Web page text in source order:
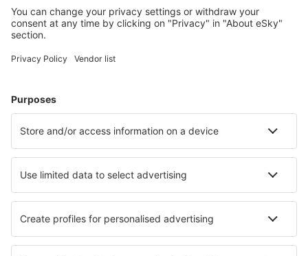
Cele mai căutate cazări de către utilizatorii eSky
Cazare în Alamein
Cazare în Gizah Cazare în Cairo Cazare în Alexandria
Cazare în Makadi Bay Cazare în Burg El Arab
Cazare în Shakshuk Cazare în Fayed